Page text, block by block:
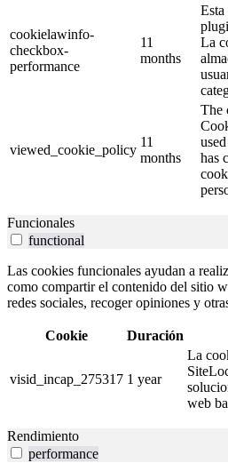
cookielawinfo-
checkbox-
performance
11
months
Esta
La
viewed_cookie_policy
11
months
The
has
Funcionales
functional
Las cookies funcionales ayudan a
como compartir el contenido del sitio
redes sociales, recoger opiniones y
Cookie Duración
visid_incap_275317 1 year
La
web
Rendimiento
performance